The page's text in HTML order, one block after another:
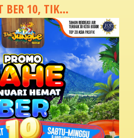
BER 10, TIK...